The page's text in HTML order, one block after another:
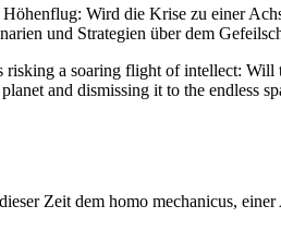
Wird die Krise zu einer
und Strategien über dem
a soaring flight of intellect: Will
and dismissing it to the endless
Zeit dem homo mechanicus,